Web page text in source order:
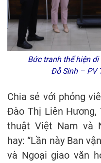
Bức tranh thể hiện
Đỗ Sinh – PV
Chia sẻ với phóng
Đào Thị Liên Hương,
thuật Việt Nam và
hay: “Lần này Ban
và Ngoại giao văn